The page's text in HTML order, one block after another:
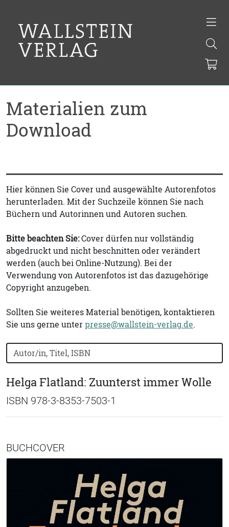
Materialien zum
Download
Hier können Sie Cover und ausgewählte Autorenfotos
herunterladen. Mit der Suchzeile können Sie nach
Büchern und Autorinnen und Autoren suchen.
Bitte beachten Sie:Cover dürfen nur vollständig
abgedruckt und nicht beschnitten oder verändert
werden (auch bei Online-Nutzung). Bei der
Verwendung von Autorenfotos ist das dazugehörige
Copyright anzugeben.
Sollten Sie weiteres Material benötigen, kontaktieren
Sie uns gerne unterpresse@wallstein-verlag.de.
Bücher nach Buchtitel, Autorennamen oder ISBN
Helga Flatland: Zuunterst immer Wolle
ISBN 978-3-8353-7503-1
BUCHCOVER